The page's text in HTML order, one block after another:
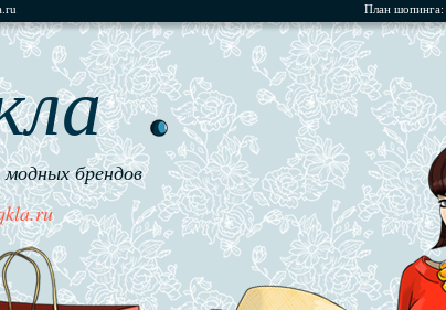
План шопинга:
брендов